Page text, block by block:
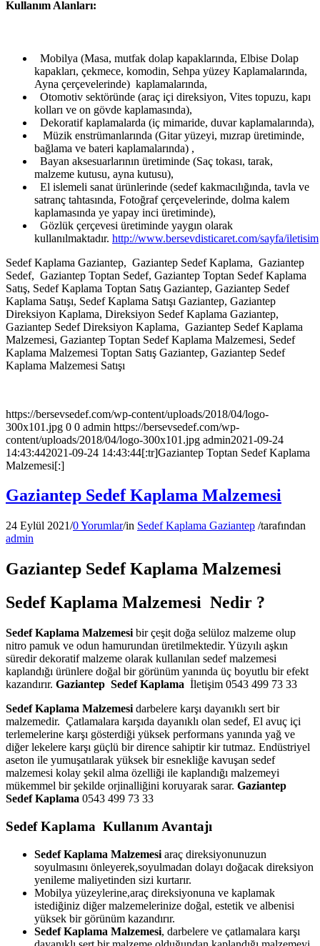
Kullanım Alanları:
Mobilya (Masa, mutfak dolap kapaklarında, Elbise Dolap
kapakları, çekmece, komodin, Sehpa yüzey Kaplamalarında,
Ayna çerçevelerinde) kaplamalarında,
Otomotiv sektöründe (araç içi direksiyon, Vites topuzu, kapı
kolları ve on gövde kaplamasında),
Dekoratif kaplamalarda (iç mimaride, duvar kaplamalarında),
Müzik enstrümanlarında (Gitar yüzeyi, mızrap üretiminde,
bağlama ve bateri kaplamalarında) ,
Bayan aksesuarlarının üretiminde (Saç tokası, tarak,
malzeme kutusu, ayna kutusu),
El islemeli sanat ürünlerinde (sedef kakmacılığında, tavla ve
satranç tahtasında, Fotoğraf çerçevelerinde, dolma kalem
kaplamasında ye yapay inci üretiminde),
Gözlük çerçevesi üretiminde yaygın olarak
kullanılmaktadır. http://www.bersevdisticaret.com/sayfa/iletisim
Sedef Kaplama Gaziantep, Gaziantep Sedef Kaplama, Gaziantep
Sedef, Gaziantep Toptan Sedef, Gaziantep Toptan Sedef Kaplama
Satış, Sedef Kaplama Toptan Satış Gaziantep, Gaziantep Sedef
Kaplama Satışı, Sedef Kaplama Satışı Gaziantep, Gaziantep
Direksiyon Kaplama, Direksiyon Sedef Kaplama Gaziantep,
Gaziantep Sedef Direksiyon Kaplama, Gaziantep Sedef Kaplama
Malzemesi, Gaziantep Toptan Sedef Kaplama Malzemesi, Sedef
Kaplama Malzemesi Toptan Satış Gaziantep, Gaziantep Sedef
Kaplama Malzemesi Satışı
https://bersevsedef.com/wp-content/uploads/2018/04/logo-
300x101.jpg 0 0 admin https://bersevsedef.com/wp-
content/uploads/2018/04/logo-300x101.jpg admin2021-09-24
14:43:442021-09-24 14:43:44[:tr]Gaziantep Toptan Sedef Kaplama
Malzemesi[:]
Gaziantep Sedef Kaplama Malzemesi
24 Eylül 2021/0 Yorumlar/in Sedef Kaplama Gaziantep /tarafından
admin
Gaziantep Sedef Kaplama Malzemesi
Sedef Kaplama Malzemesi Nedir ?
Sedef Kaplama Malzemesi bir çeşit doğa selüloz malzeme olup
nitro pamuk ve odun hamurundan üretilmektedir. Yüzyılı aşkın
süredir dekoratif malzeme olarak kullanılan sedef malzemesi
kaplandığı ürünlere doğal bir görünüm yanında üç boyutlu bir efekt
kazandırır. Gaziantep Sedef Kaplama İletişim 0543 499 73 33
Sedef Kaplama Malzemesi darbelere karşı dayanıklı sert bir
malzemedir. Çatlamalara karşıda dayanıklı olan sedef, El avuç içi
terlemelerine karşı gösterdiği yüksek performans yanında yağ ve
diğer lekelere karşı güçlü bir dirence sahiptir kir tutmaz. Endüstriyel
aseton ile yumuşatılarak yüksek bir esnekliğe kavuşan sedef
malzemesi kolay şekil alma özelliği ile kaplandığı malzemeyi
mükemmel bir şekilde orjinalliğini koruyarak sarar. Gaziantep
Sedef Kaplama 0543 499 73 33
Sedef Kaplama Kullanım Avantajı
Sedef Kaplama Malzemesi araç direksiyonunuzun
soyulmasını önleyerek,soyulmadan dolayı doğacak direksiyon
yenileme maliyetinden sizi kurtarır.
Mobilya yüzeylerine,araç direksiyonuna ve kaplamak
istediğiniz diğer malzemelerinize doğal, estetik ve albenisi
yüksek bir görünüm kazandırır.
Sedef Kaplama Malzemesi, darbelere ve çatlamalara karşı